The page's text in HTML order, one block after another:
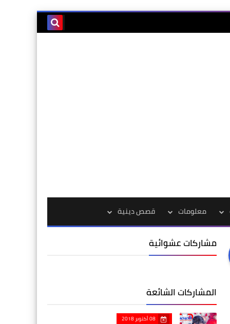
معلومات قصص دينية
مشاركات عشوائية
المشاركات الشائعة
08 أكتوبر 2018